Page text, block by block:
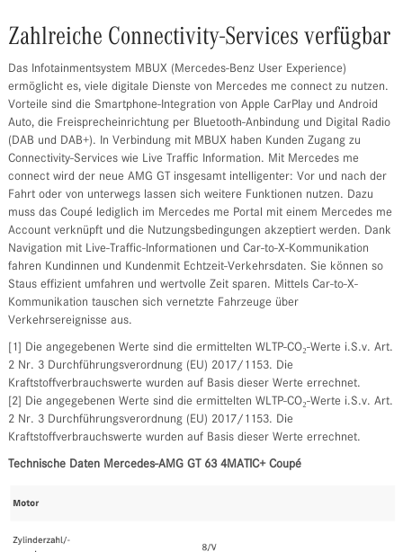
Zahlreiche Connectivity-Services verfügbar
Das Infotainmentsystem MBUX (Mercedes-Benz User Experience)
ermöglicht es, viele digitale Dienste von Mercedes me connect zu nutzen.
Vorteile sind die Smartphone-Integration von Apple CarPlay und Android
Auto, die Freisprecheinrichtung per Bluetooth-Anbindung und Digital Radio
(DAB und DAB+). In Verbindung mit MBUX haben Kunden Zugang zu
Connectivity-Services wie Live Traffic Information. Mit Mercedes me
connect wird der neue AMG GT insgesamt intelligenter: Vor und nach der
Fahrt oder von unterwegs lassen sich weitere Funktionen nutzen. Dazu
muss das Coupé lediglich im Mercedes me Portal mit einem Mercedes me
Account verknüpft und die Nutzungsbedingungen akzeptiert werden. Dank
Navigation mit Live-Traffic-Informationen und Car-to-X-Kommunikation
fahren Kundinnen und Kundenmit Echtzeit-Verkehrsdaten. Sie können so
Staus effizient umfahren und wertvolle Zeit sparen. Mittels Car-to-X-
Kommunikation tauschen sich vernetzte Fahrzeuge über
Verkehrsereignisse aus.
[1] Die angegebenen Werte sind die ermittelten WLTP-CO₂-Werte i.S.v. Art.
2 Nr. 3 Durchführungsverordnung (EU) 2017/1153. Die
Kraftstoffverbrauchswerte wurden auf Basis dieser Werte errechnet.
[2] Die angegebenen Werte sind die ermittelten WLTP-CO₂-Werte i.S.v. Art.
2 Nr. 3 Durchführungsverordnung (EU) 2017/1153. Die
Kraftstoffverbrauchswerte wurden auf Basis dieser Werte errechnet.
Technische Daten Mercedes-AMG GT 63 4MATIC+ Coupé